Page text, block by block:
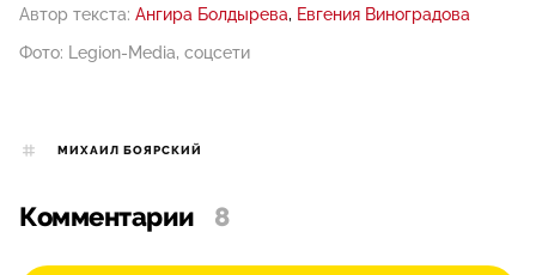
Автор текста: Ангира Болдырева
Евгения Виноградова
Фото: Legion-Media, соцсети
МИХАИЛ БОЯРСКИЙ
Комментарии 8